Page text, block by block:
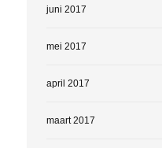
juni 2017
mei 2017
april 2017
maart 2017